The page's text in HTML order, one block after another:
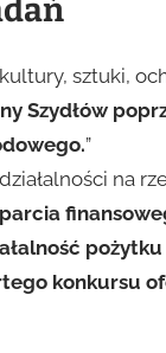
sztuki,
Szydłów
”
na
konkursu